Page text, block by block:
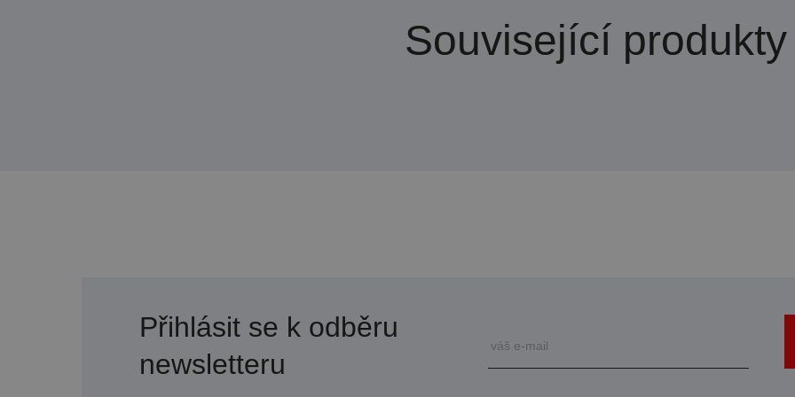
Související produkty
Přihlásit se k odběru
newsletteru